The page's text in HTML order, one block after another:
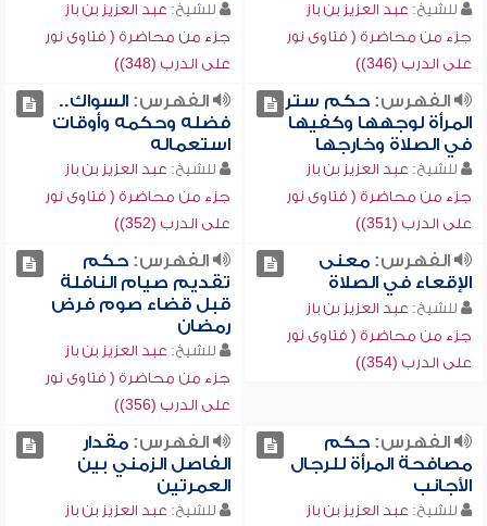
للشيخ: عبد العزيز بن باز
جزء من محاضرة ( فتاوى نور
على الدرب (346))
للشيخ: عبد العزيز بن باز
جزء من محاضرة ( فتاوى نور
على الدرب (348))
الفهرس:حكم ستر
المرأة لوجهها وكفيها
في الصلاة وخارجها
للشيخ: عبد العزيز بن باز
جزء من محاضرة ( فتاوى نور
على الدرب (351))
الفهرس:السواك..
فضله وحكمه وأوقات
استعماله
للشيخ: عبد العزيز بن باز
جزء من محاضرة ( فتاوى نور
على الدرب (352))
الفهرس:معنى
الإقعاء في الصلاة
للشيخ: عبد العزيز بن باز
جزء من محاضرة ( فتاوى نور
على الدرب (354))
الفهرس:حكم
تقديم صيام النافلة
قبل قضاء صوم فرض
رمضان
للشيخ: عبد العزيز بن باز
جزء من محاضرة ( فتاوى نور
على الدرب (356))
الفهرس:حكم
مصافحة المرأة للرجال
الأجانب
للشيخ: عبد العزيز بن باز
الفهرس:مقدار
الفاصل الزمني بين
العمرتين
للشيخ: عبد العزيز بن باز